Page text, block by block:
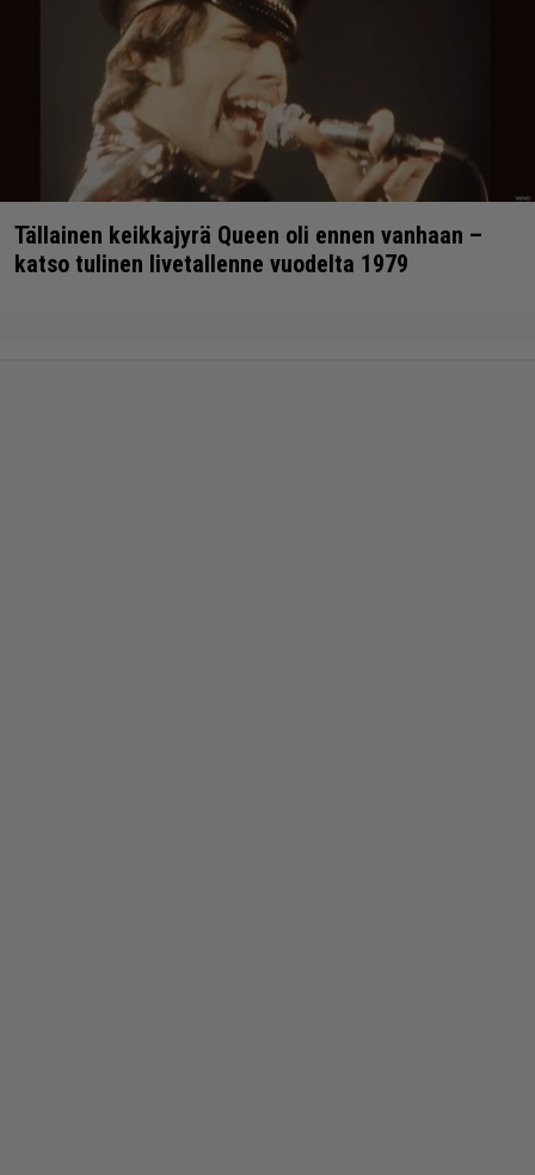
Tällainen keikkajyrä Queen oli ennen vanhaan –
katso tulinen livetallenne vuodelta 1979